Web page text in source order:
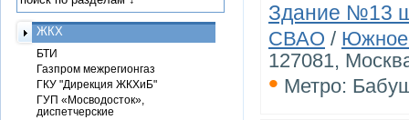
Здание №13
СВАО / Южное
127081,
• Метро:
ЖКХ
БТИ
Газпром межрегионгаз
ГКУ "Дирекция ЖКХиБ"
ГУП «Мосводосток»,
диспетчерские